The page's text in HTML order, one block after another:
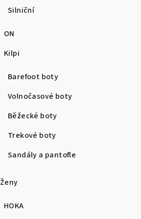
Silniční
ON
Kilpi
Barefoot boty
Volnočasové boty
Běžecké boty
Trekové boty
Sandály a pantofle
Ženy
HOKA